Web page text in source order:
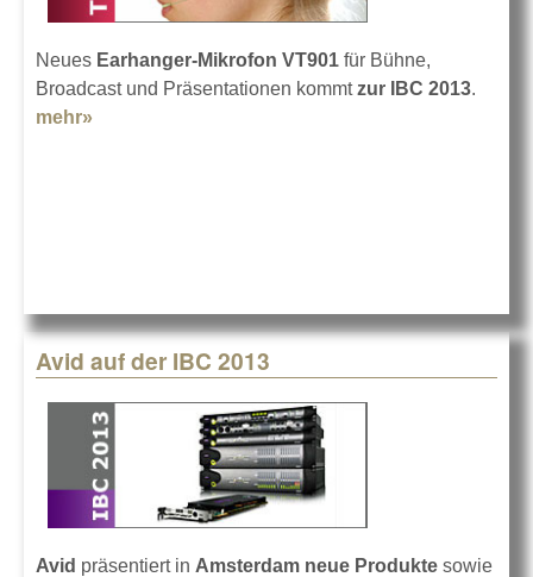
Neues Earhanger-Mikrofon VT901 für Bühne,
Broadcast und Präsentationen kommtzur IBC 2013.
mehr»
Avid auf der IBC 2013
Avid präsentiert in Amsterdam neue Produkte sowie